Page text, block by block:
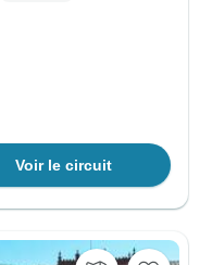
Voir le circuit